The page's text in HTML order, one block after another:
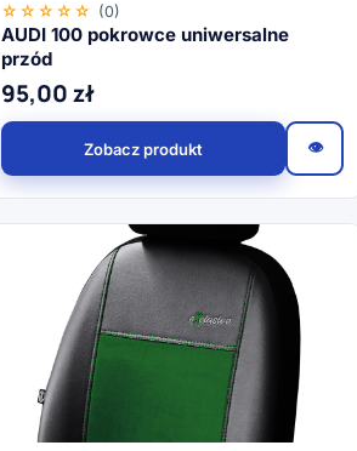
☆☆☆☆☆ (0)
AUDI 100 pokrowce uniwersalne
przód
95,00zł
Zobacz produkt 👁